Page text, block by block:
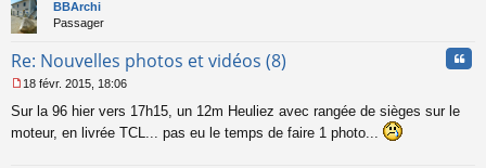
g
e
o
l
u
BBArchi
Passager
Re: Nouvelles photos et vidéos (8)
e
s
18 févr. 2015, 18:06
Sur la 96 hier vers 17h15, un 12m Heuliez avec rangée de sièges sur le
moteur, en livrée TCL... pas eu le temps de faire 1 photo...